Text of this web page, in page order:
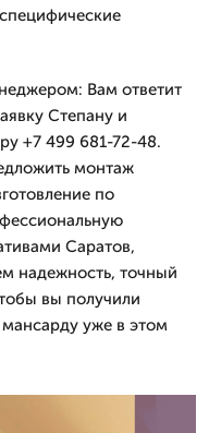
Вам ответит
Степану и
+7 499 681-72-48.
монтаж
по
Саратов,
надежность, точный
вы получили
уже в этом